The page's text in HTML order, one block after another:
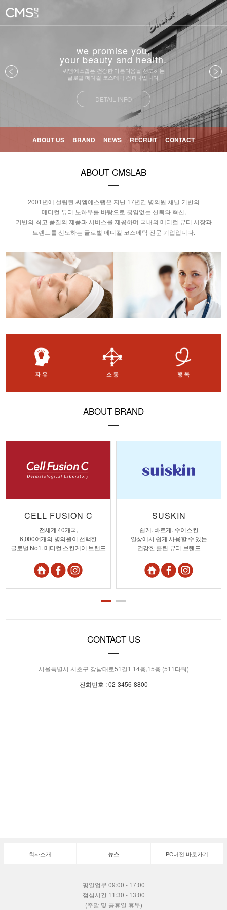
ABOUT US BRAND NEWS RECRUIT CONTACT
we promise you,
your beauty and health.
씨엠에스랩은 건강한 아름다움을 선도하는
글로벌 메디컬 코스메틱 컴퍼니입니다.
DETAIL INFO
ABOUT CMSLAB
2001년에 설립된 씨엠에스랩은 지난 17년간 병의원 채널 기반의
메디컬 뷰티 노하우를 바탕으로 끊임없는 신뢰와 혁신,
기반의 최고 품질의 제품과 서비스를 제공하며 국내외 메디컬 뷰티 시장과
트렌드를 선도하는 글로벌 메디컬 코스메틱 전문 기업입니다.
ABOUT BRAND
CELL FUSION C
전세계 40개국,
6,000여개의 병의원이 선택한
글로벌 No1. 메디컬 스킨케어 브랜드
SUSKIN
쉽게. 바르게. 수이스킨
일상에서 쉽게 사용할 수 있는
건강한 클린 뷰티 브랜드
CONTACT US
서울특별시 서초구 강남대로51길1 14층,15층 (511타워)
전화번호 : 02-3456-8800
회사소개 뉴스 PC버전 바로가기
평일업무 09:00 - 17:00
점심시간 11:30 - 13:00
(주말 및 공휴일 휴무)